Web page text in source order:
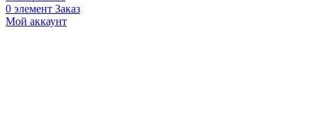
0 элемент Заказ
Мой аккаунт